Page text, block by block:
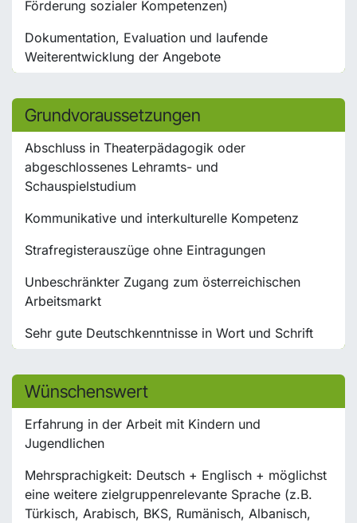
Förderung sozialer Kompetenzen)
Dokumentation, Evaluation und laufende
Weiterentwicklung der Angebote
Grundvoraussetzungen
Abschluss in Theaterpädagogik oder
abgeschlossenes Lehramts- und
Schauspielstudium
Kommunikative und interkulturelle Kompetenz
Strafregisterauszüge ohne Eintragungen
Unbeschränkter Zugang zum österreichischen
Arbeitsmarkt
Sehr gute Deutschkenntnisse in Wort und Schrift
Wünschenswert
Erfahrung in der Arbeit mit Kindern und
Jugendlichen
Mehrsprachigkeit: Deutsch + Englisch + möglichst
eine weitere zielgruppenrelevante Sprache (z.B.
Türkisch, Arabisch, BKS, Rumänisch, Albanisch,